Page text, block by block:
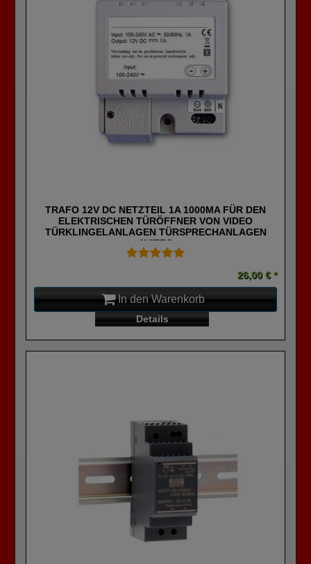
TRAFO 12V DC NETZTEIL 1A 1000MA FÜR DEN
ELEKTRISCHEN TÜRÖFFNER VON VIDEO
TÜRKLINGELANLAGEN TÜRSPRECHANLAGEN
AVITEC
26,00 € *
In den Warenkorb
Details